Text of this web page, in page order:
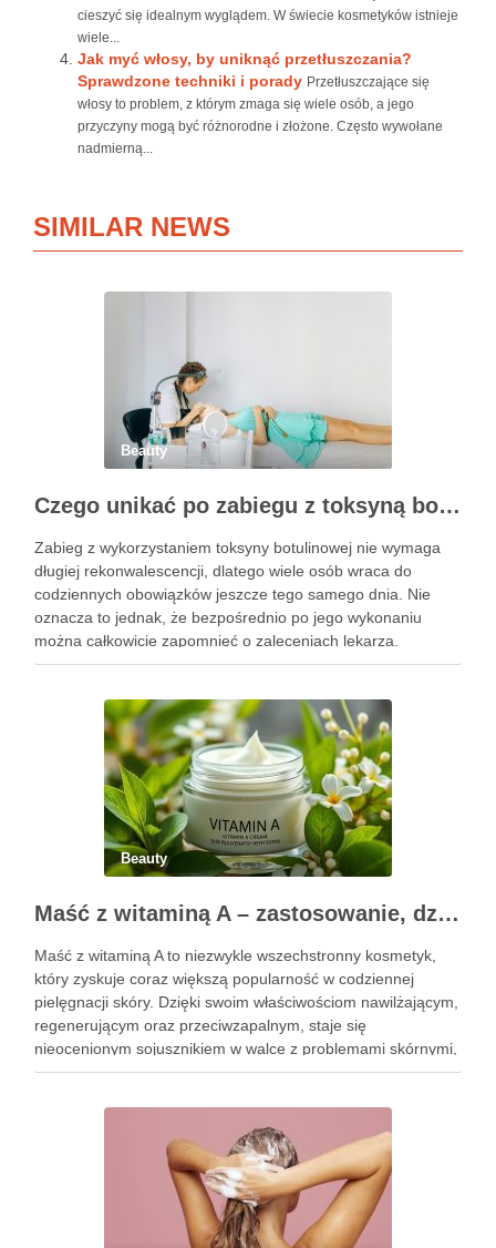
cieszyć się idealnym wyglądem. W świecie kosmetyków istnieje
wiele...
Jak myć włosy, by uniknąć przetłuszczania?
Sprawdzone techniki i porady Przetłuszczające się
włosy to problem, z którym zmaga się wiele osób, a jego
przyczyny mogą być różnorodne i złożone. Często wywołane
nadmierną...
SIMILAR NEWS
Beauty
Czego unikać po zabiegu z toksyną botulinową?
Zabieg z wykorzystaniem toksyny botulinowej nie wymaga
długiej rekonwalescencji, dlatego wiele osób wraca do
codziennych obowiązków jeszcze tego samego dnia. Nie
oznacza to jednak, że bezpośrednio po jego wykonaniu
można całkowicie zapomnieć o zaleceniach lekarza.
Pierwsze godziny i dni po zabiegu mają znaczenie dla
Beauty
Maść z witaminą A – zastosowanie, działanie i bezpieczeństwo stosowania
Maść z witaminą A to niezwykle wszechstronny kosmetyk,
który zyskuje coraz większą popularność w codziennej
pielęgnacji skóry. Dzięki swoim właściwościom nawilżającym,
regenerującym oraz przeciwzapalnym, staje się
nieocenionym sojusznikiem w walce z problemami skórnymi,
takimi jak zmarszczki, trądzik czy podrażnienia. Jej działanie